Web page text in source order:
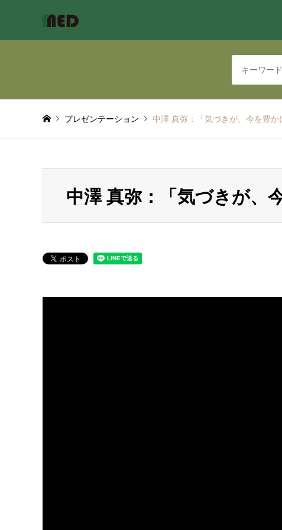
プレゼンテーション 中澤 真弥：「気づきが、今を豊か
中澤 真弥：「気づきが、